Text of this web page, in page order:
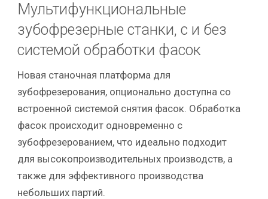
Мультифункциональные
зубофрезерные станки, с и без
системой обработки фасок
Новая станочная платформа для
зубофрезерования, опционально доступна со
встроенной системой снятия фасок. Обработка
фасок происходит одновременно с
зубофрезерованием, что идеально подходит
для высокопроизводительных производств, а
также для эффективного производства
небольших партий.